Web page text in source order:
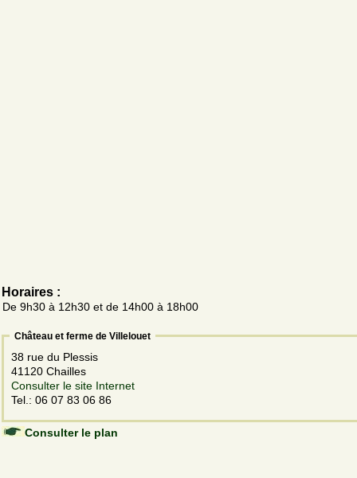
Horaires :
De 9h30 à 12h30 et de 14h00 à 18h00
Château et ferme de Villelouet
38 rue du Plessis
41120 Chailles
Consulter le site Internet
Tel.: 06 07 83 06 86
Consulter le plan